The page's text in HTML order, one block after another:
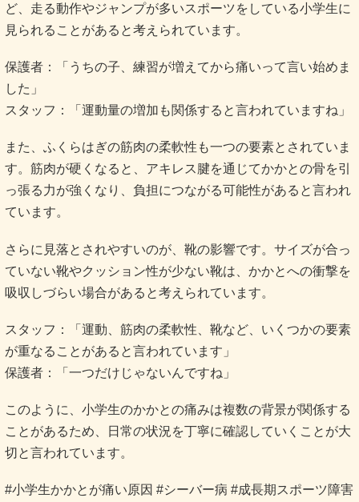
ど、走る動作やジャンプが多いスポーツをしている小学生に
見られることがあると考えられています。
保護者：「うちの子、練習が増えてから痛いって言い始めま
した」
スタッフ：「運動量の増加も関係すると言われていますね」
また、ふくらはぎの筋肉の柔軟性も一つの要素とされていま
す。筋肉が硬くなると、アキレス腱を通じてかかとの骨を引
っ張る力が強くなり、負担につながる可能性があると言われ
ています。
さらに見落とされやすいのが、靴の影響です。サイズが合っ
ていない靴やクッション性が少ない靴は、かかとへの衝撃を
吸収しづらい場合があると考えられています。
スタッフ：「運動、筋肉の柔軟性、靴など、いくつかの要素
が重なることがあると言われています」
保護者：「一つだけじゃないんですね」
このように、小学生のかかとの痛みは複数の背景が関係する
ことがあるため、日常の状況を丁寧に確認していくことが大
切と言われています。
#小学生かかとが痛い原因 #シーバー病 #成長期スポーツ障害